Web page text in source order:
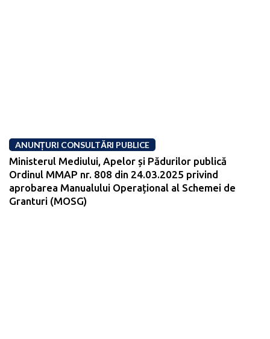
ANUNȚURI CONSULTĂRI PUBLICE
Ministerul Mediului, Apelor și Pădurilor publică
Ordinul MMAP nr. 808 din 24.03.2025 privind
aprobarea Manualului Operațional al Schemei de
Granturi (MOSG)